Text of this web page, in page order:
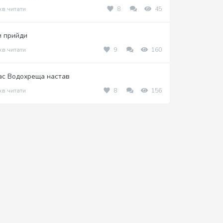
читати 8 45
прийди
читати 9 160
Водохреща настав
читати 8 156